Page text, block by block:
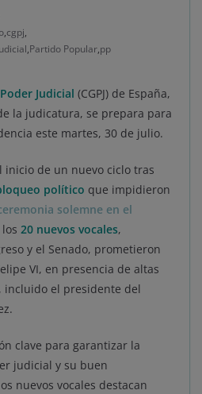
,cgpj,
,Partido Popular,pp
Judicial (CGPJ) de España,
la judicatura, se prepara para
este martes, 30 de julio.
inicio de un nuevo ciclo tras
político que impidieron
solemne en el
los 20 nuevos vocales,
y el Senado, prometieron
VI, en presencia de altas
incluido el presidente del
clave para garantizar la
judicial y su buen
nuevos vocales destacan